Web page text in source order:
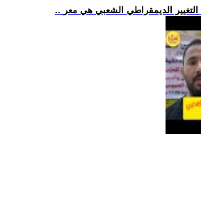
التغيير الديمقراطي الشعبي هي معر